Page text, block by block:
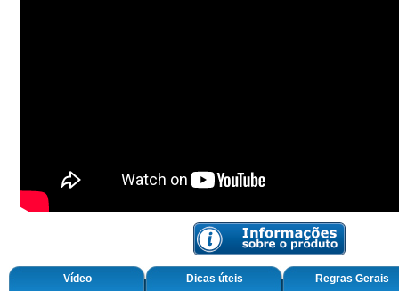
Vídeo Dicas úteis Regras Gerais